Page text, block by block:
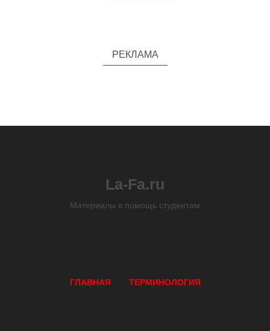
РЕКЛАМА
La-Fa.ru
Материалы в помощь студентам
ГЛАВНАЯ ТЕРМИНОЛОГИЯ